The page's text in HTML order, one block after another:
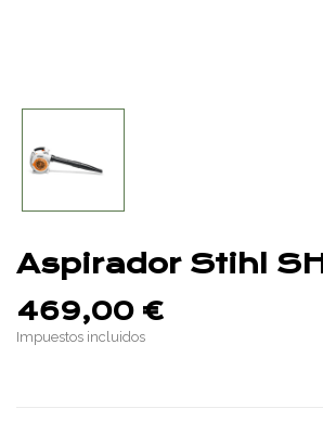
Aspirador Stihl
469,00 €
Impuestos incluidos